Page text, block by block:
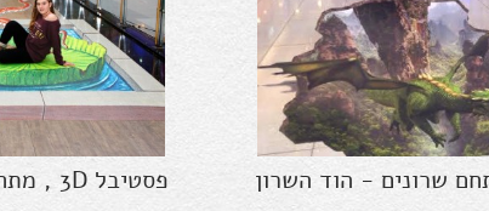
פסטיבל 3D , מתחם שרונים - הוד השרון